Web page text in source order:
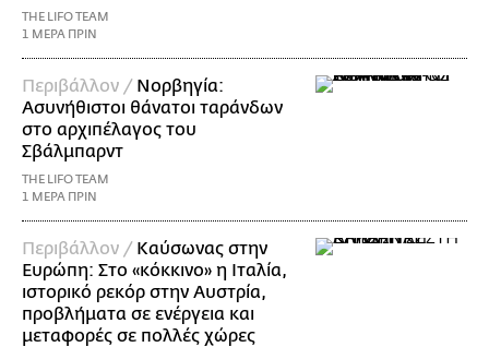
THE LIFO TEAM
1 ΜΕΡΑ ΠΡΙΝ
Περιβάλλον / Νορβηγία:
Ασυνήθιστοι θάνατοι ταράνδων
στο αρχιπέλαγος του
Σβάλμπαρντ
THE LIFO TEAM
1 ΜΕΡΑ ΠΡΙΝ
Περιβάλλον / Καύσωνας στην
Ευρώπη: Στο «κόκκινο» η Ιταλία,
ιστορικό ρεκόρ στην Αυστρία,
προβλήματα σε ενέργεια και
μεταφορές σε πολλές χώρες